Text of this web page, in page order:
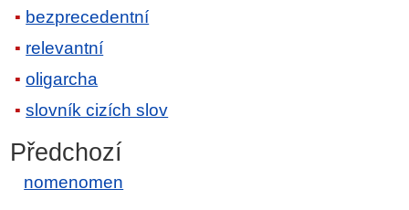
bezprecedentní
relevantní
oligarcha
slovník cizích slov
Předchozí
nomenomen